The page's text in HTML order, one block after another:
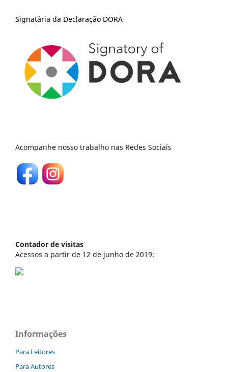
Signatária da Declaração DORA
Acompanhe nosso trabalho nas Redes Sociais
Contador de visitas
Acessos a partir de 12 de junho de 2019:
Informações
Para Leitores
Para Autores